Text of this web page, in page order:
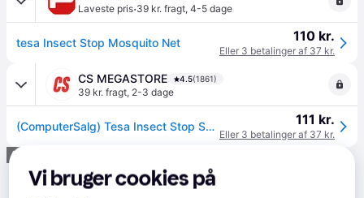
Laveste pris·39 kr. fragt, 4-5 dage
tesa Insect Stop Mosquito Net 110 kr.
Eller 3 betalinger af 37 kr.
CS MEGASTORE 4.5(1861)
39 kr. fragt, 2-3 dage
(ComputerSalg) Tesa Insect Stop STANDARD - 50 m (pakke med 12) 111 kr.
Eller 3 betalinger af 37 kr.
Annonce
Vi bruger cookies på